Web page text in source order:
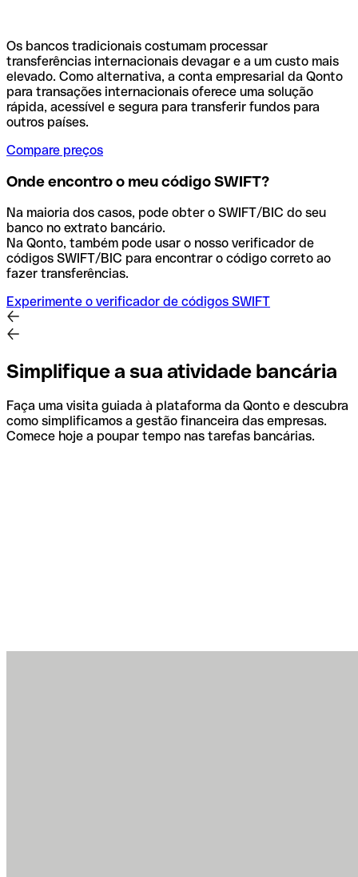
Os bancos tradicionais costumam processar
transferências internacionais devagar e a um custo mais
elevado. Como alternativa, a conta empresarial da Qonto
para transações internacionais oferece uma solução
rápida, acessível e segura para transferir fundos para
outros países.
Compare preços
Onde encontro o meu código SWIFT?
Na maioria dos casos, pode obter o SWIFT/BIC do seu
banco no extrato bancário.
Na Qonto, também pode usar o nosso verificador de
códigos SWIFT/BIC para encontrar o código correto ao
fazer transferências.
Experimente o verificador de códigos SWIFT
Simplifique a sua atividade bancária
Faça uma visita guiada à plataforma da Qonto e descubra
como simplificamos a gestão financeira das empresas.
Comece hoje a poupar tempo nas tarefas bancárias.